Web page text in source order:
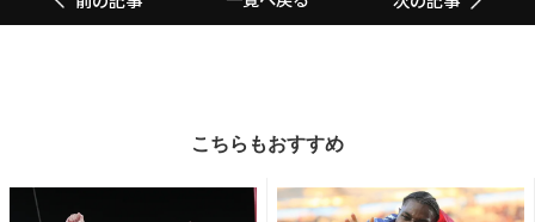
こちらもおすすめ